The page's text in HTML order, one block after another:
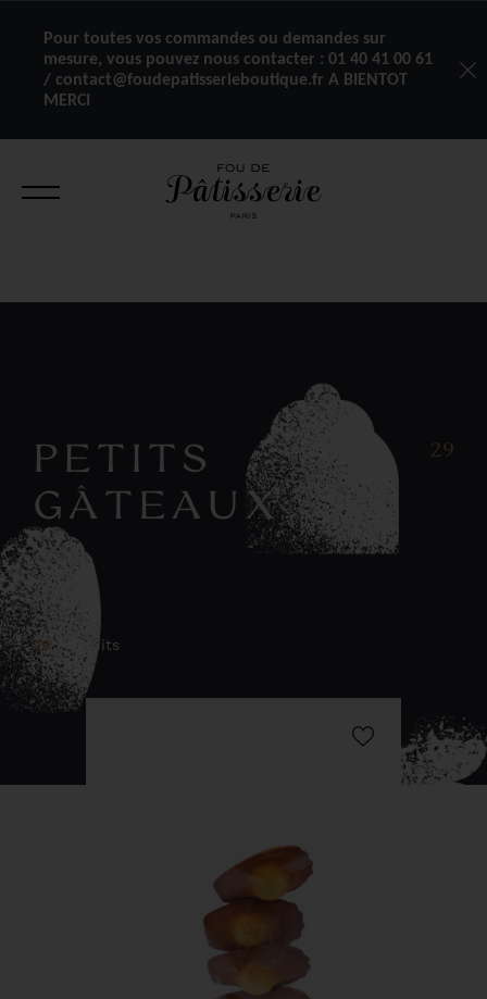
Pour toutes vos commandes ou demandes sur
mesure, vous pouvez nous contacter : 01 40 41 00 61
/ contact@foudepatisserieboutique.fr A BIENTOT
MERCI
PETITS
GÂTEAUX
29
29Produits